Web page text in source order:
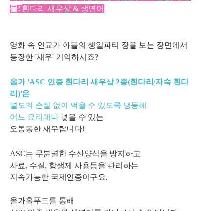
물! 흰다리 새우살 & 생연어
영화 속 연교가 아들의 생일파티 장을 보는 장면에서
등장한 '새우' 기억하시죠?
올가 'ASC 인증 흰다리 새우살 2종(흰다리/자숙 흰다
리)'은
별도의 손질 없이 먹을 수 있도록 냉동해
어느 요리에나 넣을 수 있는
오동통한 새우랍니다!
ASC는 무분별한 수산양식을 방지하고
사료, 수질, 항생제 사용등을 관리하는
지속가능한 국제인증이구요.
올가홀푸드를 통해